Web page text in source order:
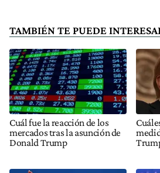
TAMBIÉN TE PUEDE
Cuál fue la reacción de los
mercados tras la asunción de
Donald Trump